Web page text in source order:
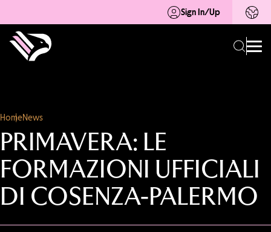
Sign In/Up
HomeNews
PRIMAVERA: LE
FORMAZIONI UFFICIALI
DI COSENZA-PALERMO